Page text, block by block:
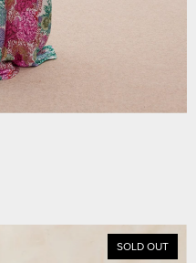
SOLD OUT